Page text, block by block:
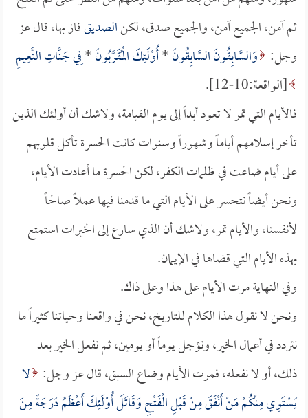
ثم آمن، الجميع آمن، والجميع صدق، لكنالصديقفاز بها، قال عز
وجل: وَالسَّابِقُونَ السَّابِقُونَ*أُوْلَئِكَ الْمُقَرَّبُونَ*فِي جَنَّاتِ النَّعِيمِ
[الواقعة:10-12].
فالأيام التي تمر لا تعود أبداً إلى يوم القيامة، ولاشك أن أولئك الذين
تأخر إسلامهم أياماً وشهوراً وسنوات كانت الحسرة تأكل قلوبهم
على أيام ضاعت في ظلمات الكفر، لكن الحسرة ما أعادت الأيام،
ونحن أيضاً نتحسر على الأيام التي ما قدمنا فيها عملاً صالحاً
لأنفسنا، والأيام تمر، ولاشك أن الذي سارع إلى الخيرات استمتع
بهذه الأيام التي قضاها في الإيمان.
وفي النهاية مرت الأيام على هذا وعلى ذاك.
ونحن لا نقول هذا الكلام للتاريخ، نحن في واقعنا وحياتنا كثيراً ما
نتردد في أعمال الخير، ونؤجل يوماً أو يومين، ثم نفعل الخير بعد
ذلك، أو لا نفعله، فمرت الأيام وضاع السبق، قال عز وجل: لا
يَسْتَوِي مِنْكُمْ مَنْ أَنْفَقَ مِنْ قَبْلِ الْفَتْحِ وَقَاتَلَ أُوْلَئِكَ أَعْظَمُ دَرَجَةً مِنَ